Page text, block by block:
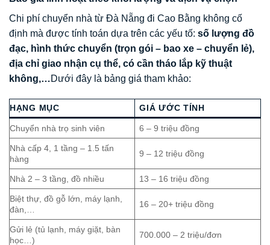
Chi phí chuyển nhà từ Đà Nẵng đi Cao Bằng không cố
định mà được tính toán dựa trên các yếu tố: số lượng đồ
đạc, hình thức chuyển (trọn gói – bao xe – chuyển lẻ),
địa chỉ giao nhận cụ thể, có cần tháo lắp kỹ thuật
không,…Dưới đây là bảng giá tham khảo:
HẠNG MỤC GIÁ ƯỚC TÍNH
Chuyển nhà trọ sinh viên 6 – 9 triệu đồng
Nhà cấp 4, 1 tầng – 1.5 tấn
hàng
9 – 12 triệu đồng
Nhà 2 – 3 tầng, đồ nhiều 13 – 16 triệu đồng
Biệt thự, đồ gỗ lớn, máy lạnh,
đàn,…
16 – 20+ triệu đồng
Gửi lẻ (tủ lạnh, máy giặt, bàn
học…)
700.000 – 2 triệu/đơn